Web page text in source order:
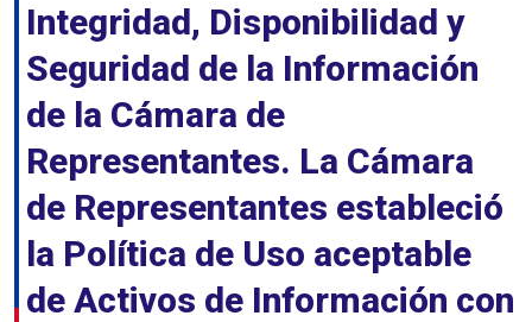
Integridad, Disponibilidad y
Seguridad de la Información
de la Cámara de
Representantes. La Cámara
de Representantes estableció
la Política de Uso aceptable
de Activos de Información con